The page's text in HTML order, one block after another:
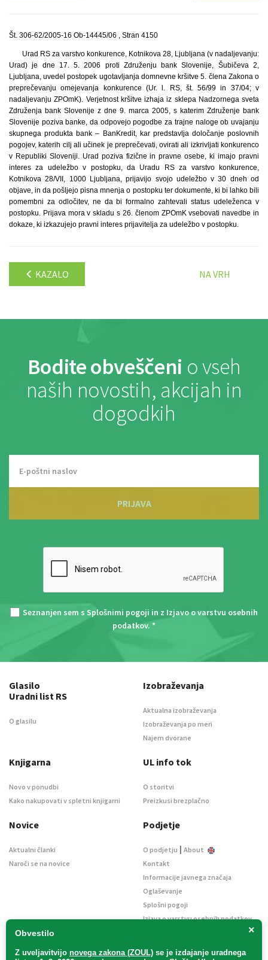
Št. 306-62/2005-16 Ob-14445/06 , Stran 4150
Urad RS za varstvo konkurence, Kotnikova 28, Ljubljana (v nadaljevanju:
Urad) je dne 17. 5. 2006 proti Združenju bank Slovenije, Šubičeva 2,
Ljubljana, uvedel postopek ugotavljanja domnevne kršitve 5. člena Zakona o
preprečevanju omejevanja konkurence (Ur. l. RS, št. 56/99 in 37/04; v
nadaljevanju ZPOmK). Verjetnost kršitve izhaja iz sklepa Nadzornega sveta
Združenja bank Slovenije z dne 9. marca 2005, s katerim Združenje bank
Slovenije poziva banke, da odpovejo pogodbe za trajne naloge ob uvajanju
skupnega produkta bank – BanKredit, kar predstavlja določanje poslovnih
pogojev, katerih cilj ali učinek je preprečevati, ovirati ali izkrivljati konkurenco
v Republiki Sloveniji. Urad poziva fizične in pravne osebe, ki imajo pravni
interes za udeležbo v postopku, da Uradu RS za varstvo konkurence,
Kotnikova 28/VII, 1000 Ljubljana, prijavijo svojo udeležbo v 30 dneh od
objave, in da pošljejo pisna mnenja o postopku ter dokumente, ki bi lahko bili
pomembni za odločitev, ne da bi formalno zahtevali status udeleženca v
postopku. Prijava mora v skladu s 26. členom ZPOmK vsebovati navedbe in
dokaze, ki izkazujejo pravni interes prijavitelja za udeležbo v postopku.
KAZALO NA VRH
Bodite obveščeni o vseh
naših novostih, akcijah in
dogodkih
PRIJAVA
Seznanjen sem s Splošnimi pogoji in z Izjavo o varstvu osebnih
podatkov. *
×
Obvestilo
Z uveljavitvijo novega zakona (ZOUL) se je izdajanje uradnega
Glasilo
Uradni list RS
O glasilu
Izobraževanja
Aktualna izobraževanja
Izobraževanja po meri
Najem dvorane
Knjigarna
Novo v ponudbi
Kako nakupovati v spletni knjigarni
UL info tok
O storitvi
Preizkusi brezplačno
Novice
Aktualni članki
Naroči se na novice
Podjetje
O podjetju | About
Kontakt
Informacije javnega značaja
Oglaševanje
Splošni pogoji
Izjava o varstvu osebnih podatkov